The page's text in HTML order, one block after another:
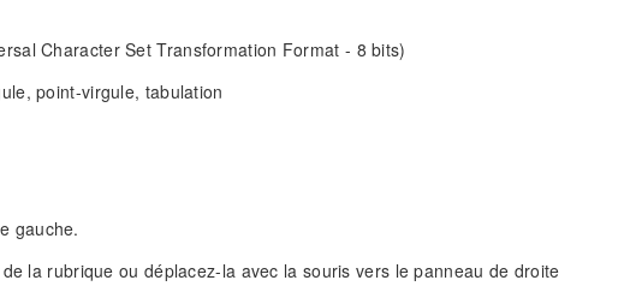
Character Set Transformation Format - 8 bits)
point-virgule, tabulation
gauche.
la rubrique ou déplacez-la avec la souris vers le panneau de droite